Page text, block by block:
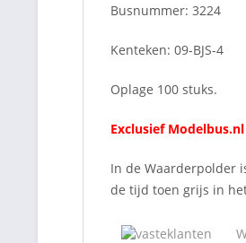
Busnummer: 3224
Kenteken: 09-BJS-4
Oplage 100 stuks.
Exclusief Modelbus.nl
In de Waarderpolder
de tijd toen grijs in